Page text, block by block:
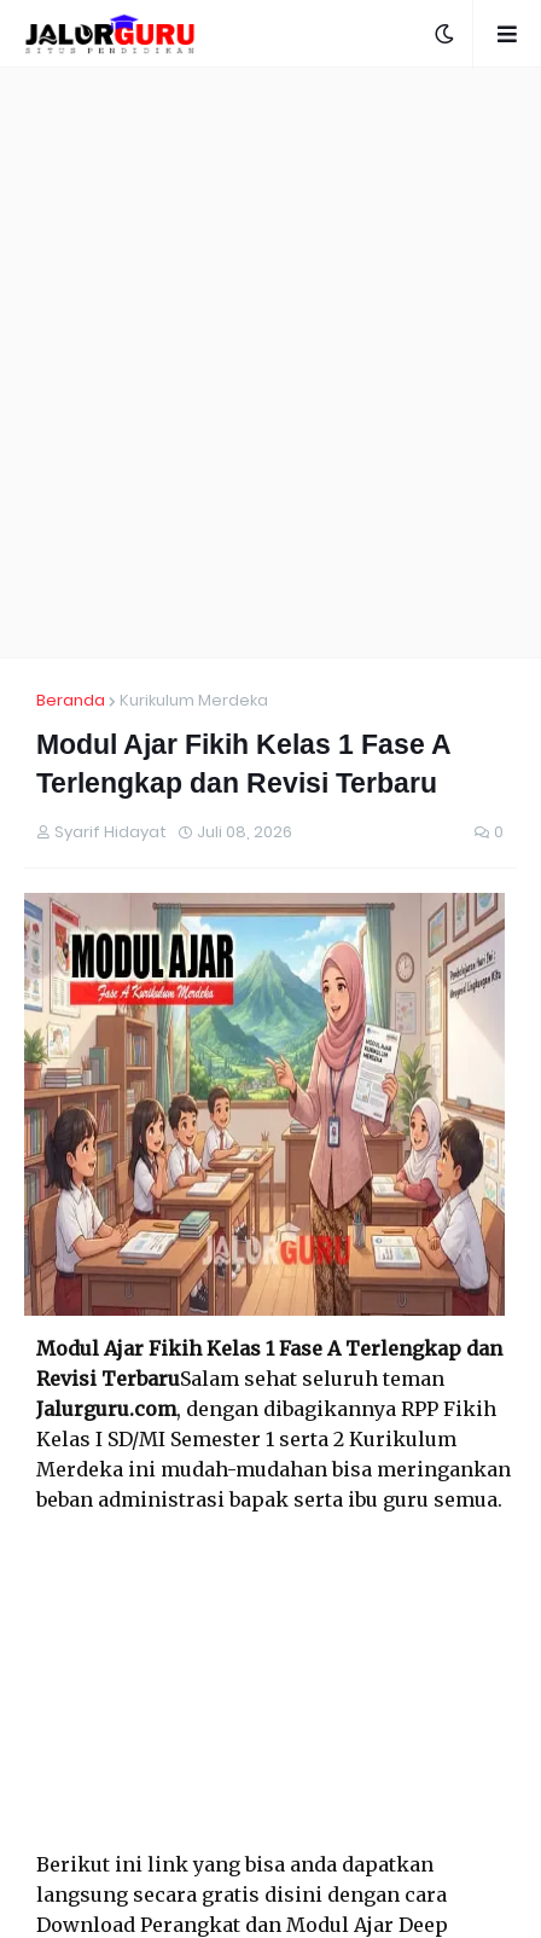
Beranda Kurikulum Merdeka
Modul Ajar Fikih Kelas 1 Fase A
Terlengkap dan Revisi Terbaru
Syarif Hidayat Juli 08, 2026 0
Modul Ajar Fikih Kelas 1 Fase A Terlengkap dan
Revisi TerbaruSalam sehat seluruh teman
Jalurguru.com, dengan dibagikannya RPP Fikih
Kelas I SD/MI Semester 1 serta 2 Kurikulum
Merdeka ini mudah-mudahan bisa meringankan
beban administrasi bapak serta ibu guru semua.
Berikut ini link yang bisa anda dapatkan
langsung secara gratis disini dengan cara
Download Perangkat dan Modul Ajar Deep